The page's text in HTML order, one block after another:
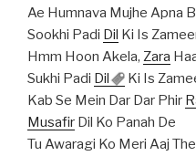
Ae Humnava Mujhe Apna
Sookhi Padi Dil Ki Is
Hmm Hoon Akela, Zara
Sukhi Padi Dil
Ki Is
Kab Se Mein Dar Dar Phir
Musafir Dil Ko Panah De
Tu Awaragi Ko Meri Aaj